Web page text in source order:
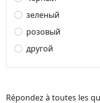
зеленый
розовый
другой
Répondez à toutes les